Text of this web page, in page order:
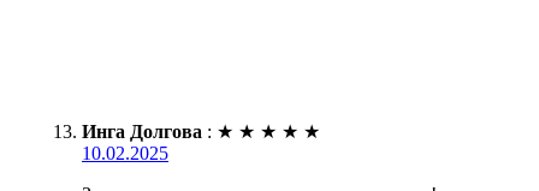
Инга Долгова : ★ ★ ★ ★ ★
10.02.2025